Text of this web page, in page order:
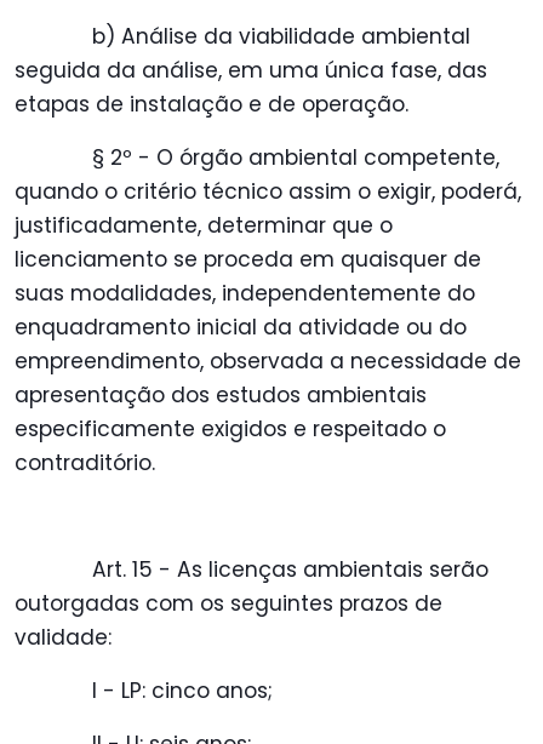
b) Análise da viabilidade ambiental
seguida da análise, em uma única fase, das
etapas de instalação e de operação.
§ 2º - O órgão ambiental competente,
quando o critério técnico assim o exigir, poderá,
justificadamente, determinar que o
licenciamento se proceda em quaisquer de
suas modalidades, independentemente do
enquadramento inicial da atividade ou do
empreendimento, observada a necessidade de
apresentação dos estudos ambientais
especificamente exigidos e respeitado o
contraditório.
Art. 15 - As licenças ambientais serão
outorgadas com os seguintes prazos de
validade:
I - LP: cinco anos;